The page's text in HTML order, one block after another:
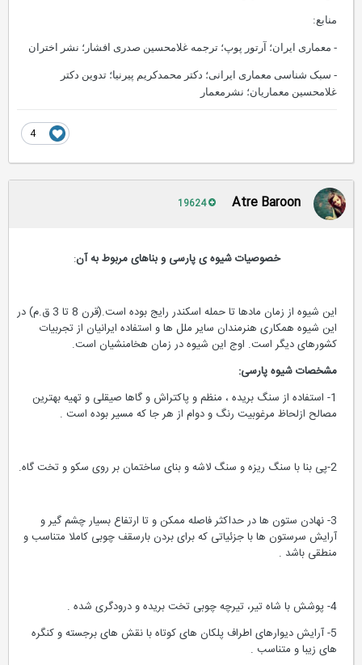
منابع:
- معماری ایران؛ آرتور پوپ؛ ترجمه غلامحسین صدری افشار؛ نشر اختران
- سبک شناسی معماری ایرانی؛ دکتر محمدکریم پیرنیا؛ تدوین دکتر
غلامحسین معماریان؛ نشرمعمار
Atre Baroon
خصوصیات شیوه ی پارسی و بناهای مربوط به آن:
این شیوه از زمان مادها تا حمله اسکندر رایج بوده است.(قرن 8 تا 3 ق.م) در
این شیوه همکاری هنرمندان سایر ملل ها و استفاده ایرانیان از تجربیات
کشورهای دیگر است. اوج این شیوه در زمان هخامنشیان است.
مشخصات شیوه پارسی:
1- استفاده از سنگ بریده ، منظم و پاکتراش و گاها صیقلی و تهیه بهترین
مصالح ازلحاظ مرغوبیت رنگ و دوام از هر جا که مسیر بوده است .
3- نهادن ستون ها در حداکثر فاصله ممکن و تا ارتفاع بسیار چشم گیر و
آرایش سرستون ها با جزئیاتی که برای بردن بارسقف چوبی کاملا متناسب و
منطقی باشد .
5- آرایش دیوارهای اطراف پلکان های کوتاه با نقش های برجسته و کنگره
های زیبا و متناسب .